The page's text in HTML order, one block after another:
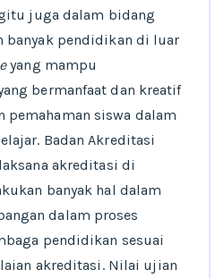
juga dalam bidang
banyak pendidikan di luar
yang mampu
bermanfaat dan kreatif
pemahaman siswa dalam
Badan Akreditasi
akreditasi di
banyak hal dalam
dalam proses
pendidikan sesuai
akreditasi. Nilai ujian